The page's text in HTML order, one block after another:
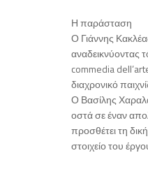
Η παράσταση
Ο Γιάννης
αναδεικνύοντας
commedia
διαχρονικό
Ο Βασίλης
οστά σε έναν
προσθέτει τη
στοιχείο του